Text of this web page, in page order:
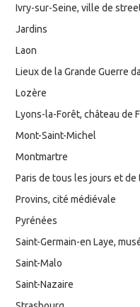
Ivry-sur-Seine, ville de
Jardins
Laon
Lieux de la Grande Guerre
Lozère
Lyons-la-Forêt, château de
Mont-Saint-Michel
Montmartre
Paris de tous les jours et de
Provins, cité médiévale
Pyrénées
Saint-Germain-en Laye,
Saint-Malo
Saint-Nazaire